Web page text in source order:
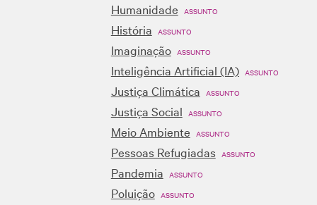
Humanidade ASSUNTO
História ASSUNTO
Imaginação ASSUNTO
Inteligência Artificial (IA) ASSUNTO
Justiça Climática ASSUNTO
Justiça Social ASSUNTO
Meio Ambiente ASSUNTO
Pessoas Refugiadas ASSUNTO
Pandemia ASSUNTO
Poluição ASSUNTO